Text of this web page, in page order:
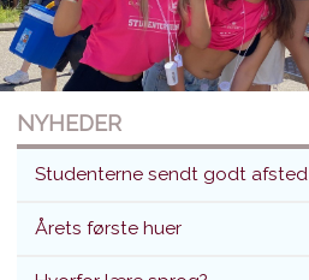
NYHEDER
Studenterne sendt godt afsted
Årets første huer